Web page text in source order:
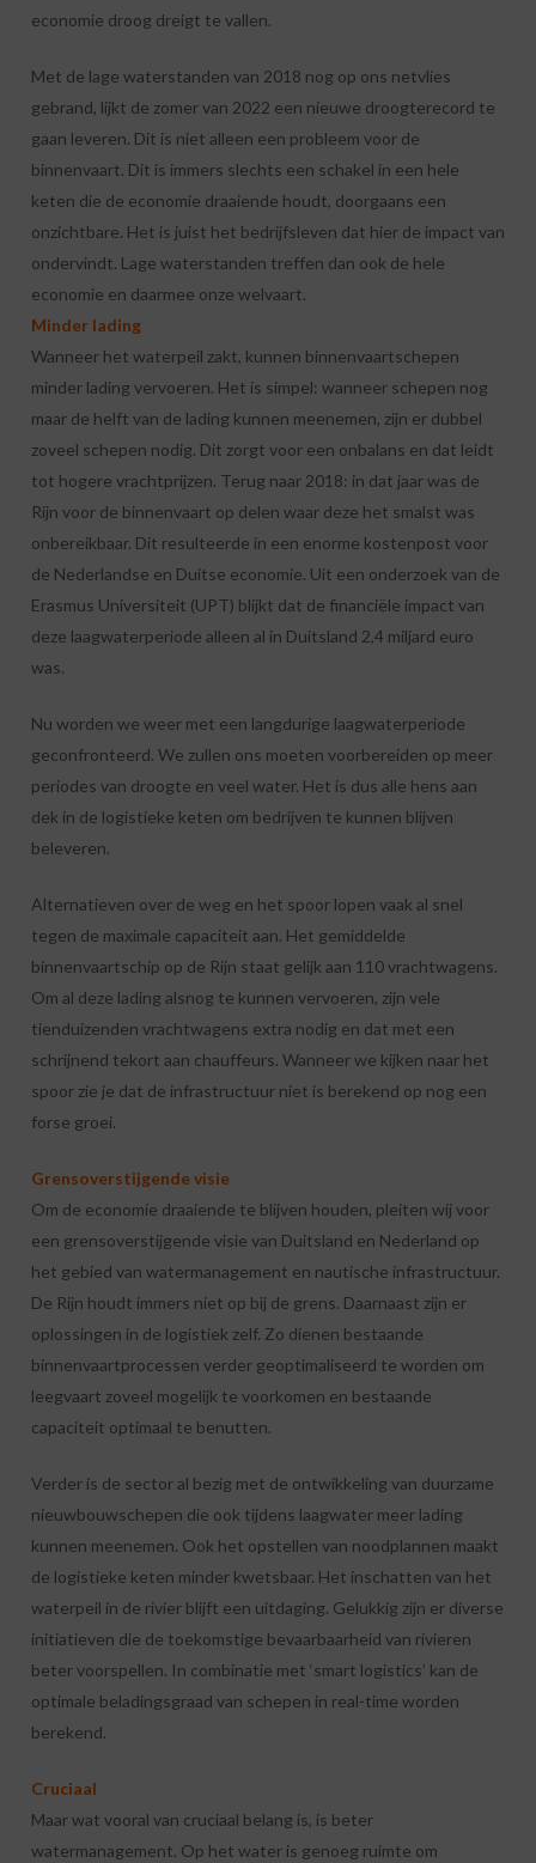
economie droog dreigt te vallen.
Met de lage waterstanden van 2018 nog op ons netvlies
gebrand, lijkt de zomer van 2022 een nieuwe droogterecord te
gaan leveren. Dit is niet alleen een probleem voor de
binnenvaart. Dit is immers slechts een schakel in een hele
keten die de economie draaiende houdt, doorgaans een
onzichtbare. Het is juist het bedrijfsleven dat hier de impact van
ondervindt. Lage waterstanden treffen dan ook de hele
economie en daarmee onze welvaart.
Minder lading
Wanneer het waterpeil zakt, kunnen binnenvaartschepen
minder lading vervoeren. Het is simpel: wanneer schepen nog
maar de helft van de lading kunnen meenemen, zijn er dubbel
zoveel schepen nodig. Dit zorgt voor een onbalans en dat leidt
tot hogere vrachtprijzen. Terug naar 2018: in dat jaar was de
Rijn voor de binnenvaart op delen waar deze het smalst was
onbereikbaar. Dit resulteerde in een enorme kostenpost voor
de Nederlandse en Duitse economie. Uit een onderzoek van de
Erasmus Universiteit (UPT) blijkt dat de financiële impact van
deze laagwaterperiode alleen al in Duitsland 2,4 miljard euro
was.
Nu worden we weer met een langdurige laagwaterperiode
geconfronteerd. We zullen ons moeten voorbereiden op meer
periodes van droogte en veel water. Het is dus alle hens aan
dek in de logistieke keten om bedrijven te kunnen blijven
beleveren.
Alternatieven over de weg en het spoor lopen vaak al snel
tegen de maximale capaciteit aan. Het gemiddelde
binnenvaartschip op de Rijn staat gelijk aan 110 vrachtwagens.
Om al deze lading alsnog te kunnen vervoeren, zijn vele
tienduizenden vrachtwagens extra nodig en dat met een
schrijnend tekort aan chauffeurs. Wanneer we kijken naar het
spoor zie je dat de infrastructuur niet is berekend op nog een
forse groei.
Grensoverstijgende visie
Om de economie draaiende te blijven houden, pleiten wij voor
een grensoverstijgende visie van Duitsland en Nederland op
het gebied van watermanagement en nautische infrastructuur.
De Rijn houdt immers niet op bij de grens. Daarnaast zijn er
oplossingen in de logistiek zelf. Zo dienen bestaande
binnenvaartprocessen verder geoptimaliseerd te worden om
leegvaart zoveel mogelijk te voorkomen en bestaande
capaciteit optimaal te benutten.
Verder is de sector al bezig met de ontwikkeling van duurzame
nieuwbouwschepen die ook tijdens laagwater meer lading
kunnen meenemen. Ook het opstellen van noodplannen maakt
de logistieke keten minder kwetsbaar. Het inschatten van het
waterpeil in de rivier blijft een uitdaging. Gelukkig zijn er diverse
initiatieven die de toekomstige bevaarbaarheid van rivieren
beter voorspellen. In combinatie met ‘smart logistics’ kan de
optimale beladingsgraad van schepen in real-time worden
berekend.
Cruciaal
Maar wat vooral van cruciaal belang is, is beter
watermanagement. Op het water is genoeg ruimte om